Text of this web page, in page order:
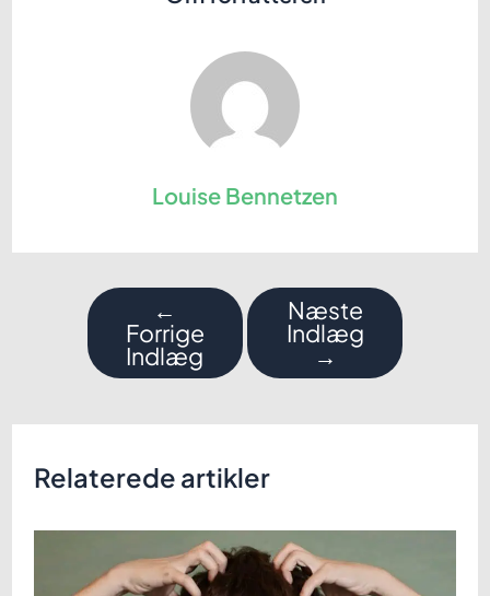
Louise Bennetzen
Indlægsnavigation
←
Forrige
Indlæg
Næste
Indlæg
→
Relaterede artikler